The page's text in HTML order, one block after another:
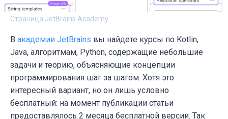
Страница JetBrains Academy
В академии JetBrains вы найдете курсы по Kotlin,
Java, алгоритмам, Python, содержащие небольшие
задачи и теорию, объясняющие концепции
программирования шаг за шагом. Хотя это
интересный вариант, но он лишь условно
бесплатный: на момент публикации статьи
предоставлялось 2 месяца бесплатной версии. Так